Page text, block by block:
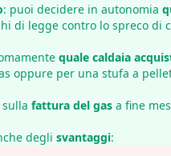
: puoi decidere in autonomia
di legge contro lo spreco di
quale caldaia
oppure per una stufa a
fattura del gasa fine
degli svantaggi: